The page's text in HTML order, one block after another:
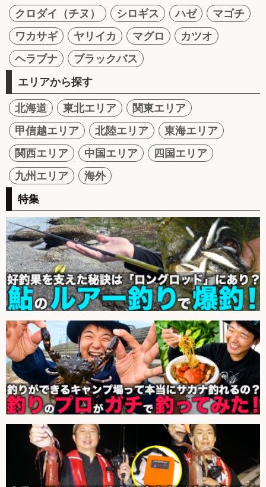
クロダイ（チヌ）
シロギス ハゼ
マゴチ
ワカサギ
ヤリイカ マグロ
カツオ
ヘラブナ
ブラックバス
エリアから探す
北海道 東北エリア
関東エリア
甲信越エリア
北陸エリア
東海エリア
関西エリア
中国エリア
四国エリア
九州エリア
海外
特集